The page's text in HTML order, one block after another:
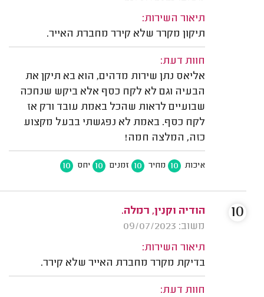
תיאור השירות:
תיקון מקרר שלא קירר מחברת האייר.
חוות דעת:
אליאס נתן שירות מדהים, הוא בא תיקן את
הבעיה וגם לא לקח כסף אלא ביקש שנחכה
שבועיים לראות שהכל באמת עובד ורק אז
לקח כסף. באמת לא נפגשתי בבעל מקצוע
כזה, המלצה חמה!
איכות 10 מחיר 10 זמנים 10 יחס 10
הודיה וקנין, רמלה.
משוב: 09/07/2023
תיאור השירות:
בדיקת מקרר מחברת האייר שלא קירר.
חוות דעת:
10